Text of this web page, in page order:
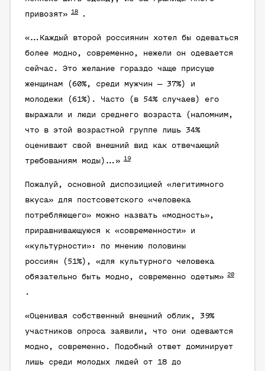
привозят»
18 .
«…Каждый второй россиянин хотел бы одеваться
более модно, современно, нежели он одевается
сейчас. Это желание гораздо чаще присуще
женщинам (60%, среди мужчин — 37%) и
молодежи (61%). Часто (в 54% случаев) его
выражали и люди среднего возраста (напомним,
что в этой возрастной группе лишь 34%
оценивают свой внешний вид как отвечающий
требованиям моды)…»
19
Пожалуй, основной диспозицией «легитимного
вкуса» для постсоветского «человека
потребляющего» можно назвать «модность» ,
приравнивающуюся к «современности» и
«культурности»: по мнению половины
россиян (51%), «для культурного человека
обязательно быть модно, современно одетым»
20
.
«Оценивая собственный внешний облик, 39%
участников опроса заявили, что они одеваются
модно, современно. Подобный ответ доминирует
лишь среди молодых людей от 18 до